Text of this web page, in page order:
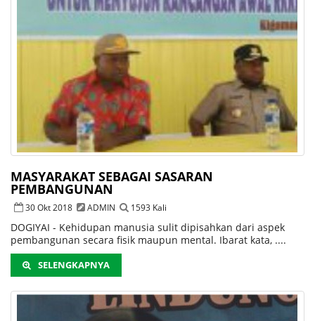
MASYARAKAT SEBAGAI SASARAN
PEMBANGUNAN
30 Okt 2018 ADMIN 1593 Kali
DOGIYAI - Kehidupan manusia sulit dipisahkan dari aspek
pembangunan secara fisik maupun mental. Ibarat kata, ....
SELENGKAPNYA